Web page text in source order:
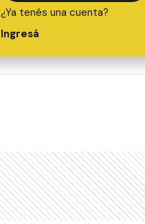
¿Ya tenés una cuenta?
Ingresá